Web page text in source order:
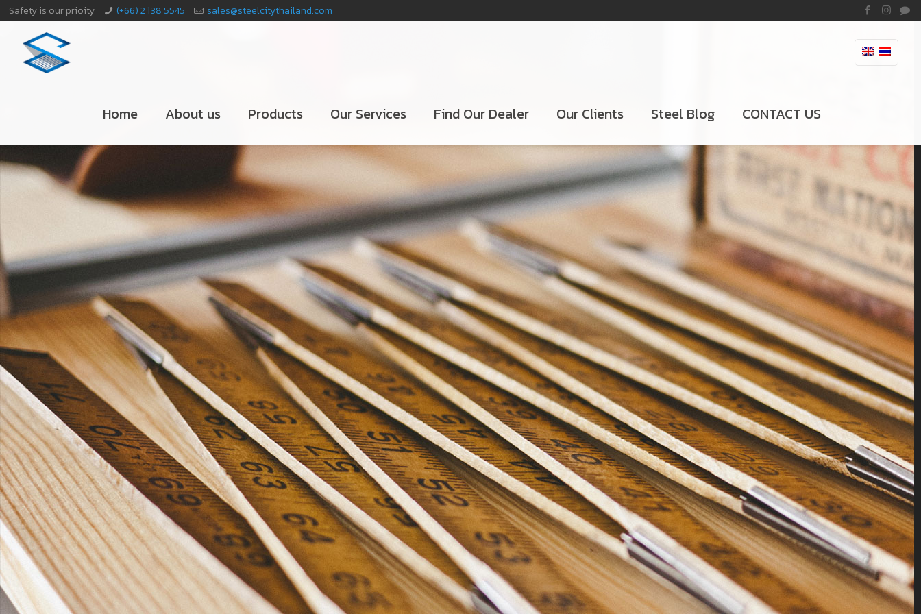
Safety is our prioity (+66) 2 138 5545 sales@steelcitythailand.com
Home About us Products Our Services Find Our Dealer Our Clients Steel Blog CONTACT US